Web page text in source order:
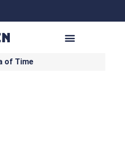
of Time